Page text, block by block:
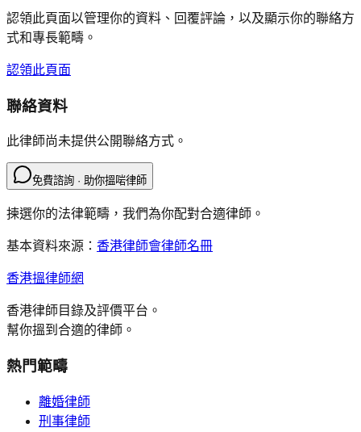
認領此頁面以管理你的資料、回覆評論，以及顯示你的聯絡方
式和專長範疇。
認領此頁面
聯絡資料
此律師尚未提供公開聯絡方式。
免費諮詢 · 助你搵啱律師
揀選你的法律範疇，我們為你配對合適律師。
基本資料來源： 香港律師會律師名冊
香港搵律師網
香港律師目錄及評價平台。
幫你搵到合適的律師。
熱門範疇
離婚律師
刑事律師